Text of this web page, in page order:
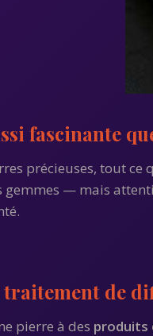
fascinante
précieuses, tout ce
— mais
traitement de
pierre à des produits